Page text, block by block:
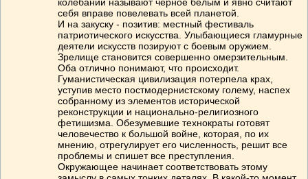
себя вправе повелевать всей планетой.
И на закуску - позитив: местный фестиваль
патриотического искусства. Улыбающиеся гламурные
деятели искусств позируют с боевым оружием.
Зрелище становится совершенно омерзительным.
Оба отлично понимают, что происходит.
Гуманистическая цивилизация потерпела крах,
уступив место постмодернистскому голему, наспех
собранному из элементов исторической
реконструкции и национально-религиозного
фетишизма. Обезумевшие технократы готовят
человечество к большой войне, которая, по их
мнению, отрегулирует его численность, решит все
проблемы и спишет все преступления.
Окружающее начинает соответствовать этому